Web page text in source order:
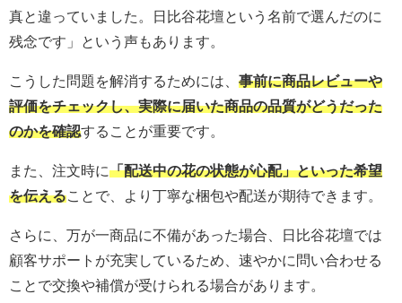
真と違っていました。日比谷花壇という名前で選んだのに
残念です」という声もあります。
こうした問題を解消するためには、 事前に商品レビューや
評価をチェックし、実際に届いた商品の品質がどうだった
のかを確認することが重要です。
また、注文時に「配送中の花の状態が心配」といった希望
を伝える ことで、より丁寧な梱包や配送が期待できます。
さらに、万が一商品に不備があった場合、日比谷花壇では
顧客サポートが充実しているため、速やかに問い合わせる
ことで交換や補償が受けられる場合があります。